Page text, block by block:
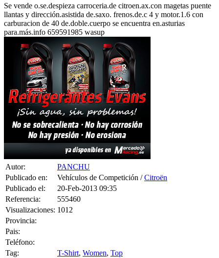
Se vende o.se.despieza carroceria.de citroen.ax.con magetas puente
llantas y dirección.asistida de.saxo. frenos.de.c 4 y motor.1.6 con
carburacion de 40 de.doble.cuerpo se encuentra en.asturias
para.más.info 659591985 wasup
Autor:
PANCHU
Publicado en:
Vehículos de Competición /Citroën
Publicado el:
20-Feb-2013 09:35
Referencia:
555460
Visualizaciones: 1012
Provincia:
Pais:
Teléfono:
Tag:
T-Shirt, Women, Top